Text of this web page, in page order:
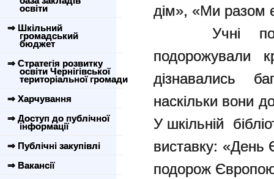
освіти
⇒ Шкільний
громадський
бюджет
⇒ Стратегія розвитку
освіти Чернігівської
територіальної громади
⇒ Харчування
⇒ Доступ до публічної
інформації
⇒ Публічні закупівлі
⇒ Вакансії
дім», «Ми разом
Учні
подорожували
дізнавались
наскільки вони
У шкільній
виставку: «День
подорож